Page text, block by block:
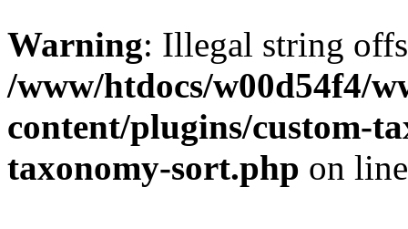
Warning: Illegal string
/www/htdocs/w00d54f4/
content/plugins/custom-
taxonomy-sort.php on